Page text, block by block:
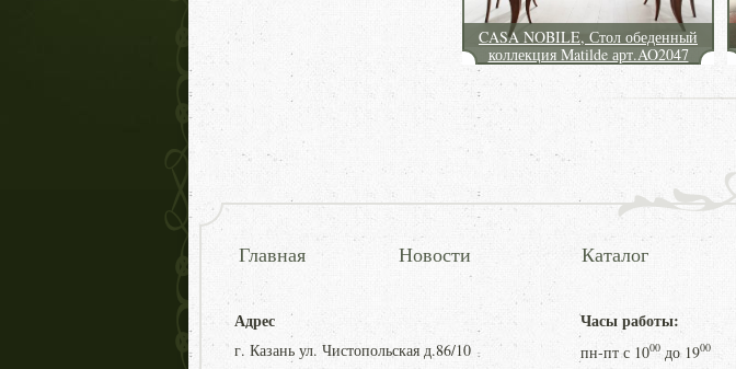
CASA NOBILE, Стол обеденный
коллекция Matilde арт.AO2047
Главная Новости Каталог
Адрес
г. Казань ул. Чистопольская д.86/10
Часы работы:
пн-пт с 1000 до 1900